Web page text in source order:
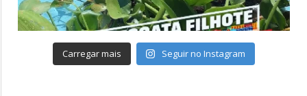
Carregar mais Seguir no Instagram